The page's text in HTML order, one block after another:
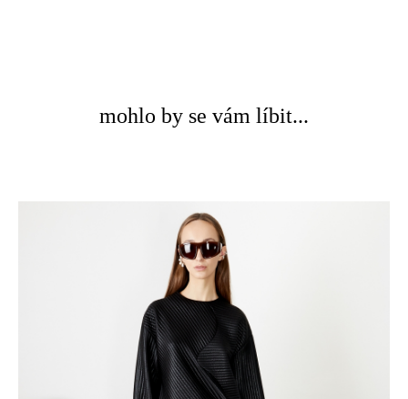
mohlo by se vám líbit...